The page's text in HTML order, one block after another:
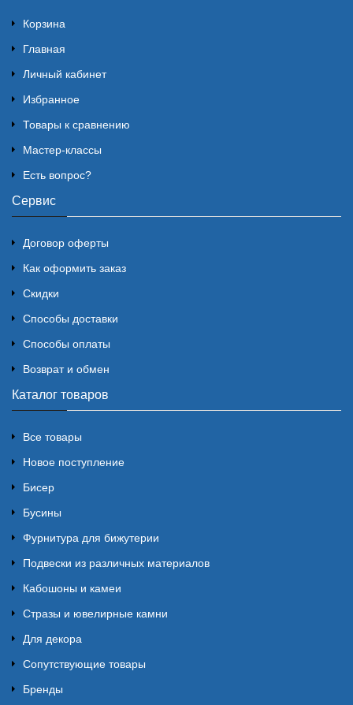
Корзина
Главная
Личный кабинет
Избранное
Товары к сравнению
Мастер-классы
Есть вопрос?
Сервис
Договор оферты
Как оформить заказ
Скидки
Способы доставки
Способы оплаты
Возврат и обмен
Каталог товаров
Все товары
Новое поступление
Бисер
Бусины
Фурнитура для бижутерии
Подвески из различных материалов
Кабошоны и камеи
Стразы и ювелирные камни
Для декора
Сопутствующие товары
Бренды